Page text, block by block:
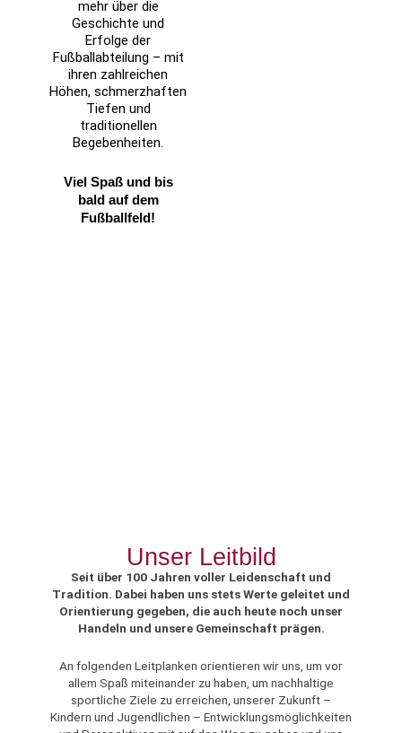
mehr über die
Geschichte und
Erfolge der
Fußballabteilung – mit
ihren zahlreichen
Höhen, schmerzhaften
Tiefen und
traditionellen
Begebenheiten.
Viel Spaß und bis
bald auf dem
Fußballfeld!
Unser Leitbild
Seit über 100 Jahren voller Leidenschaft und
Tradition. Dabei haben uns stets Werte geleitet und
Orientierung gegeben, die auch heute noch unser
Handeln und unsere Gemeinschaft prägen.
An folgenden Leitplanken orientieren wir uns, um vor
allem Spaß miteinander zu haben, um nachhaltige
sportliche Ziele zu erreichen, unserer Zukunft –
Kindern und Jugendlichen – Entwicklungsmöglichkeiten